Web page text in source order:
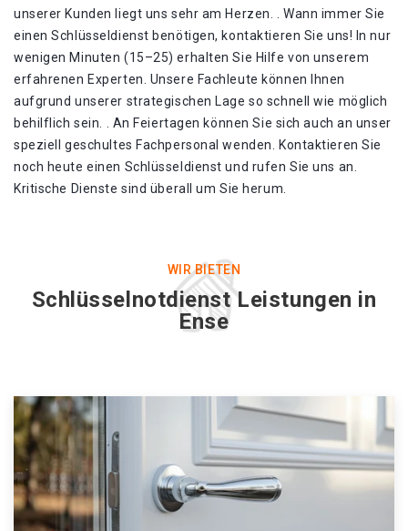
unserer Kunden liegt uns sehr am Herzen. . Wann immer Sie
einen Schlüsseldienst benötigen, kontaktieren Sie uns! In nur
wenigen Minuten (15–25) erhalten Sie Hilfe von unserem
erfahrenen Experten. Unsere Fachleute können Ihnen
aufgrund unserer strategischen Lage so schnell wie möglich
behilflich sein. . An Feiertagen können Sie sich auch an unser
speziell geschultes Fachpersonal wenden. Kontaktieren Sie
noch heute einen Schlüsseldienst und rufen Sie uns an.
Kritische Dienste sind überall um Sie herum.
WIR BIETEN
Schlüsselnotdienst Leistungen in
Ense